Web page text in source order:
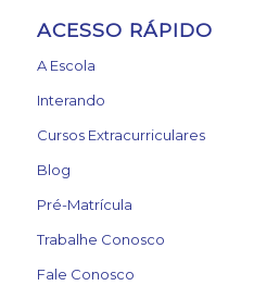
ACESSO RÁPIDO
A Escola
Interando
Cursos Extracurriculares
Blog
Pré-Matrícula
Trabalhe Conosco
Fale Conosco